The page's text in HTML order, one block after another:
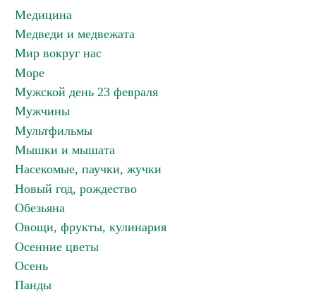
Медицина
Медведи и медвежата
Мир вокруг нас
Море
Мужской день 23 февраля
Мужчины
Мультфильмы
Мышки и мышата
Насекомые, паучки, жучки
Новый год, рождество
Обезьяна
Овощи, фрукты, кулинария
Осенние цветы
Осень
Панды